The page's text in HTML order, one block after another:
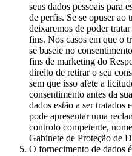
seus dados pessoais para
de perfis. Se se opuser ao
deixaremos de poder tratar
fins. Nos casos em que o
se baseie no
fins de marketing do
direito de retirar o seu
sem que isso afete a
consentimento antes da
dados estão a ser tratados
pode apresentar uma
controlo competente,
Gabinete de Proteção de
O fornecimento de dados